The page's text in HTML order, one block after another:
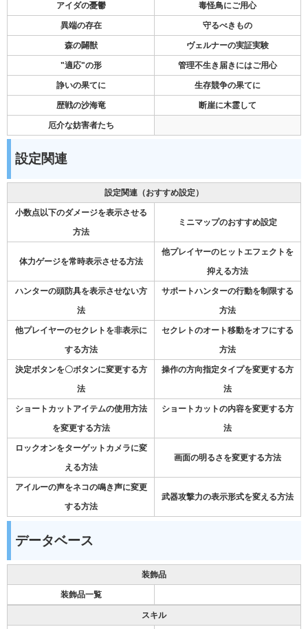
アイダの憂鬱 毒怪鳥にご用心
異端の存在 守るべきもの
森の闢獣 ヴェルナーの実証実験
"適応"の形 管理不生き届きにはご用心
諍いの果てに 生存競争の果てに
歴戦の沙海竜 断崖に木霊して
厄介な妨害者たち
設定関連
設定関連（おすすめ設定）
小数点以下のダメージを表示させる
方法
ミニマップのおすすめ設定
体力ゲージを常時表示させる方法
他プレイヤーのヒットエフェクトを
抑える方法
ハンターの頭防具を表示させない方
法
サポートハンターの行動を制限する
方法
他プレイヤーのセクレトを非表示に
する方法
セクレトのオート移動をオフにする
方法
決定ボタンを〇ボタンに変更する方
法
操作の方向指定タイプを変更する方
法
ショートカットアイテムの使用方法
を変更する方法
ショートカットの内容を変更する方
法
ロックオンをターゲットカメラに変
える方法
画面の明るさを変更する方法
アイルーの声をネコの鳴き声に変更
する方法
武器攻撃力の表示形式を変える方法
データベース
装飾品
装飾品一覧
スキル